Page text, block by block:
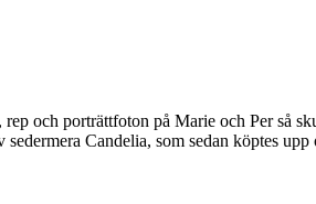
och porträttfoton på Marie och Per så
Candelia, som sedan köptes